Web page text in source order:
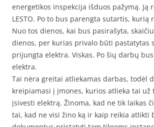
energetikos inspekcija išduos pažymą. Ją
LESTO. Po to bus parengta sutartis, kurią
Nuo tos dienos, kai bus pasirašyta,
dienos, per kurias privalo būti pastatytas
prijungta elektra. Viskas. Po šių darbų
elektra.
Tai nėra greitai atliekamas darbas, todėl
kreipiamasi į įmones, kurios atlieka tai už
įsivesti elektrą. Žinoma, kad ne tik laikas
tai, kad ne visi žino ką ir kaip reikia atlikti